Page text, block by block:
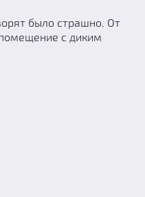
было страшно. От
с диким